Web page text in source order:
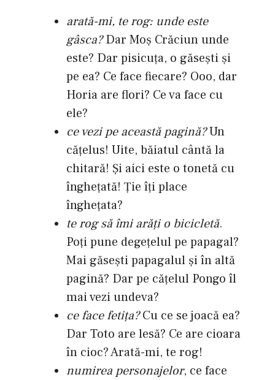
arată-mi, te rog: unde este
gâsca?Dar Moş Crăciun unde
este? Dar pisicuţa, o găseşti şi
pe ea? Ce face fiecare? Ooo, dar
Horia are flori? Ce va face cu
ele?
ce vezi pe această pagină?Un
căţelus! Uite, băiatul cântă la
chitară! Şi aici este o tonetă cu
îngheţată! Ţie îţi place
îngheţata?
te rog să îmi arăţi o bicicletă.
Poţi pune degeţelul pe papagal?
Mai găseşti papagalul şi în altă
pagină? Dar pe căţelul Pongo îl
mai vezi undeva?
ce face fetiţa?Cu ce se joacă ea?
Dar Toto are lesă? Ce are cioara
în cioc? Arată-mi, te rog!
numirea personajelor, ce face